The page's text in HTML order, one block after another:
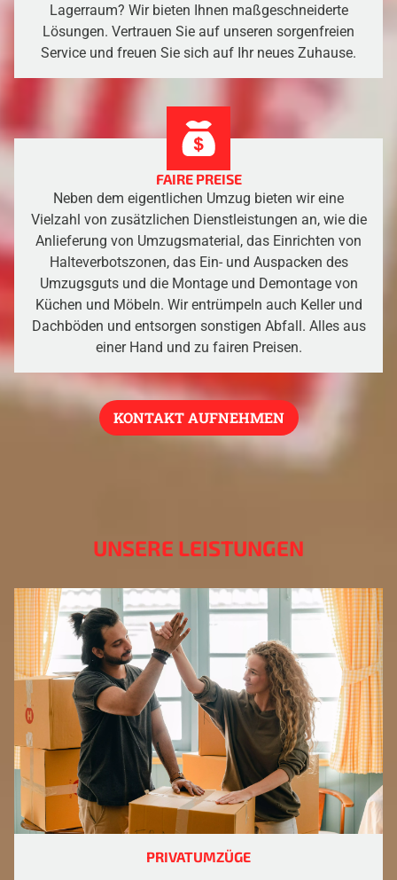
Lagerraum? Wir bieten Ihnen maßgeschneiderte
Lösungen. Vertrauen Sie auf unseren sorgenfreien
Service und freuen Sie sich auf Ihr neues Zuhause.
FAIRE PREISE
Neben dem eigentlichen Umzug bieten wir eine
Vielzahl von zusätzlichen Dienstleistungen an, wie die
Anlieferung von Umzugsmaterial, das Einrichten von
Halteverbotszonen, das Ein- und Auspacken des
Umzugsguts und die Montage und Demontage von
Küchen und Möbeln. Wir entrümpeln auch Keller und
Dachböden und entsorgen sonstigen Abfall. Alles aus
einer Hand und zu fairen Preisen.
KONTAKT AUFNEHMEN
UNSERE LEISTUNGEN
PRIVATUMZÜGE